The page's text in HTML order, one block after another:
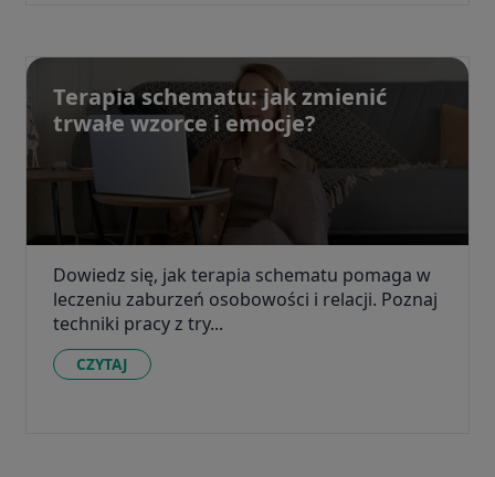
Terapia schematu: jak zmienić
trwałe wzorce i emocje?
Dowiedz się, jak terapia schematu pomaga w
leczeniu zaburzeń osobowości i relacji. Poznaj
techniki pracy z try...
CZYTAJ